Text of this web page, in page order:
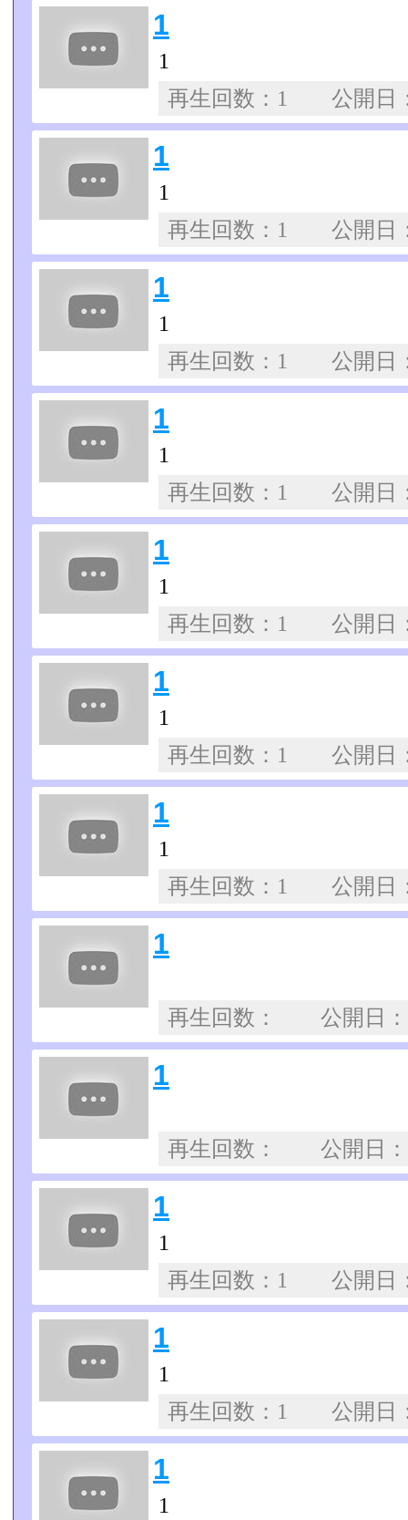
1
1
再生回数：1 公開
1
1
再生回数：1 公開
1
1
再生回数：1 公開
1
1
再生回数：1 公開
1
1
再生回数：1 公開
1
1
再生回数：1 公開
1
1
再生回数：1 公開
1
再生回数： 公開
1
再生回数： 公開
1
1
再生回数：1 公開
1
1
再生回数：1 公開
1
1